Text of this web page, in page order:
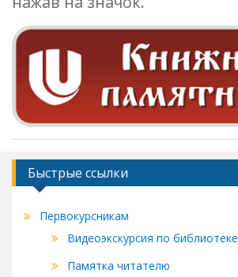
Быстрые ссылки
Первокурсникам
Видеоэкскурсия по библиотеке
Памятка читателю